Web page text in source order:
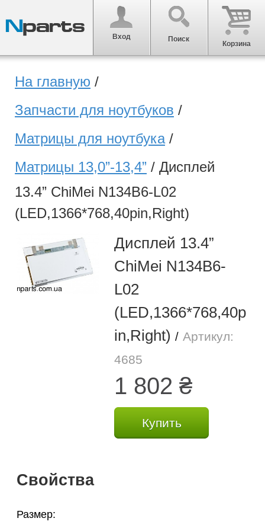
Вход Поиск
Корзина
На главную /
Запчасти для ноутбуков /
Матрицы для ноутбука /
Матрицы 13,0”-13,4” / Дисплей
13.4” ChiMei N134B6-L02
(LED,1366*768,40pin,Right)
Дисплей 13.4”
ChiMei N134B6-
L02
(LED,1366*768,40p
in,Right) / Артикул:
4685
1 802 ₴
Купить
Свойства
Размер: